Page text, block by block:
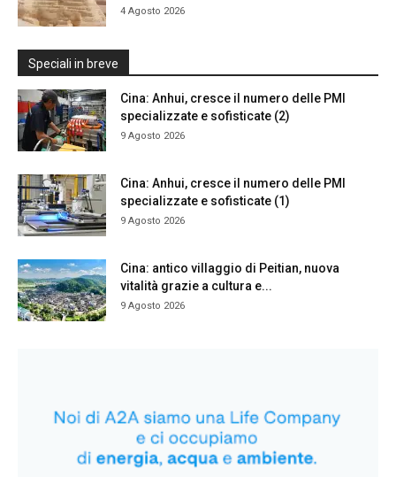
4 Agosto 2026
Speciali in breve
Cina: Anhui, cresce il numero delle PMI
specializzate e sofisticate (2)
9 Agosto 2026
Cina: Anhui, cresce il numero delle PMI
specializzate e sofisticate (1)
9 Agosto 2026
Cina: antico villaggio di Peitian, nuova
vitalità grazie a cultura e...
9 Agosto 2026